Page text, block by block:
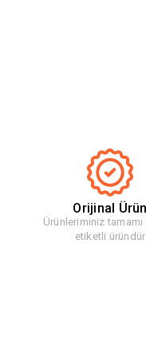
Orijinal Ürün
Ürünleriminiz tamamı
etiketli üründür